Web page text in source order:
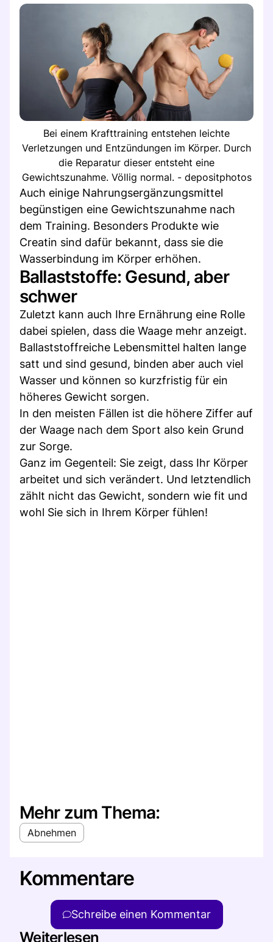
Bei einem Krafttraining entstehen leichte
Verletzungen und Entzündungen im Körper. Durch
die Reparatur dieser entsteht eine
Gewichtszunahme. Völlig normal. - depositphotos
Auch einige Nahrungsergänzungsmittel
begünstigen eine Gewichtszunahme nach
dem Training. Besonders Produkte wie
Creatin sind dafür bekannt, dass sie die
Wasserbindung im Körper erhöhen.
Ballaststoffe: Gesund, aber
schwer
Zuletzt kann auch Ihre Ernährung eine Rolle
dabei spielen, dass die Waage mehr anzeigt.
Ballaststoffreiche Lebensmittel halten lange
satt und sind gesund, binden aber auch viel
Wasser und können so kurzfristig für ein
höheres Gewicht sorgen.
In den meisten Fällen ist die höhere Ziffer auf
der Waage nach dem Sport also kein Grund
zur Sorge.
Ganz im Gegenteil: Sie zeigt, dass Ihr Körper
arbeitet und sich verändert. Und letztendlich
zählt nicht das Gewicht, sondern wie fit und
wohl Sie sich in Ihrem Körper fühlen!
Mehr zum Thema:
Abnehmen
Kommentare
Schreibe einen Kommentar
Weiterlesen